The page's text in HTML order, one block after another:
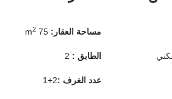
مساحة العقار: 2
الطابق :
عدد الغرف :2+1